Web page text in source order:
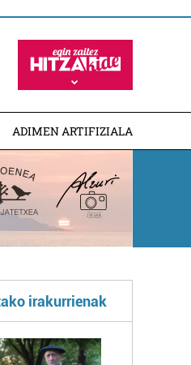
ADIMEN ARTIFIZIALA
irakurrienak